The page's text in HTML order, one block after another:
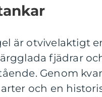
är otvivelaktigt
fjädrar
Genom
och en